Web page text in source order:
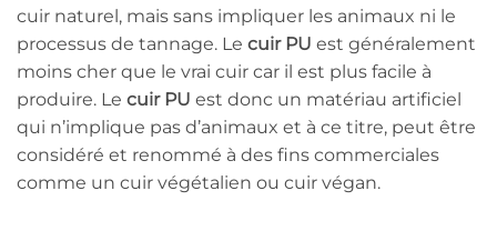
cuir naturel, mais sans impliquer les animaux ni le
processus de tannage. Le cuir PU est généralement
moins cher que le vrai cuir car il est plus facile à
produire. Le cuir PU est donc un matériau artificiel
qui n’implique pas d’animaux et à ce titre, peut être
considéré et renommé à des fins commerciales
comme un cuir végétalien ou cuir végan.